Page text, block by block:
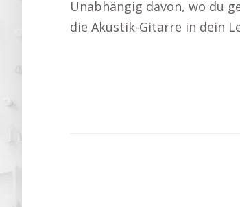
Unabhängig davon, wo du
die Akustik-Gitarre in dein